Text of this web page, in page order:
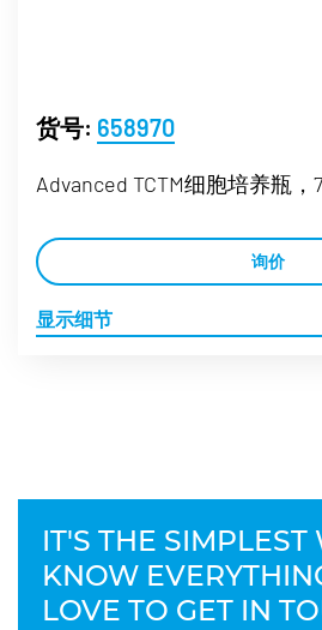
货号: 658970
Advanced TCTM细胞培养瓶，
询价
显示细节
IT'S THE SIMPLEST
KNOW
LOVE TO GET IN